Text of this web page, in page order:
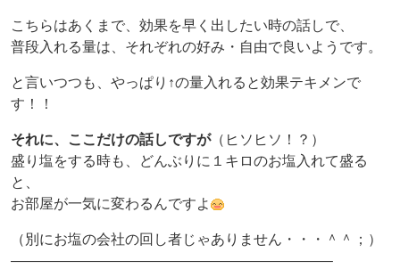
こちらはあくまで、効果を早く出したい時の話しで、
普段入れる量は、それぞれの好み・自由で良いようです。
と言いつつも、やっぱり↑の量入れると効果テキメンで
す！！
それに、ここだけの話しですが（ヒソヒソ！？）
盛り塩をする時も、どんぶりに１キロのお塩入れて盛る
と、
お部屋が一気に変わるんですよ
（別にお塩の会社の回し者じゃありません・・・＾＾；）
——————————————————————–